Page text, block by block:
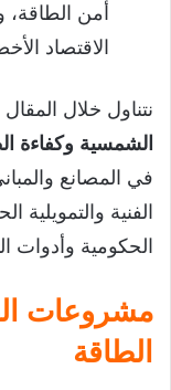
أمن الطاقة،
الاقتصاد
نتناول خلال
الشمسية وكفاءة
في المصانع
الفنية والتمويلية
الحكومية وأدوات
مشروعات
الطاقة